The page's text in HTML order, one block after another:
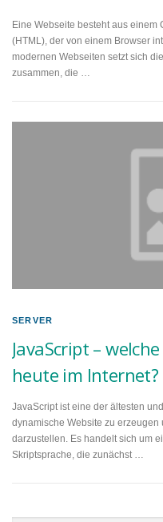
Eine Webseite besteht aus
(HTML), der von einem Browser
modernen Webseiten setzt sich
zusammen, die …
SERVER
JavaScript –
heute im Internet?
JavaScript ist eine der ältesten
dynamische Website zu
darzustellen. Es handelt sich um
Skriptsprache, die zunächst …